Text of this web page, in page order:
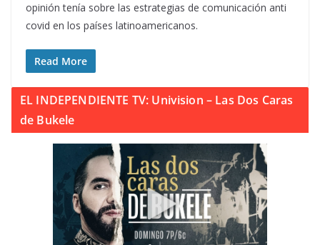
opinión tenía sobre las estrategias de comunicación anti
covid en los países latinoamericanos.
Read More
EL INDEPENDIENTE TV: Univision – Las Dos Caras
de Bukele